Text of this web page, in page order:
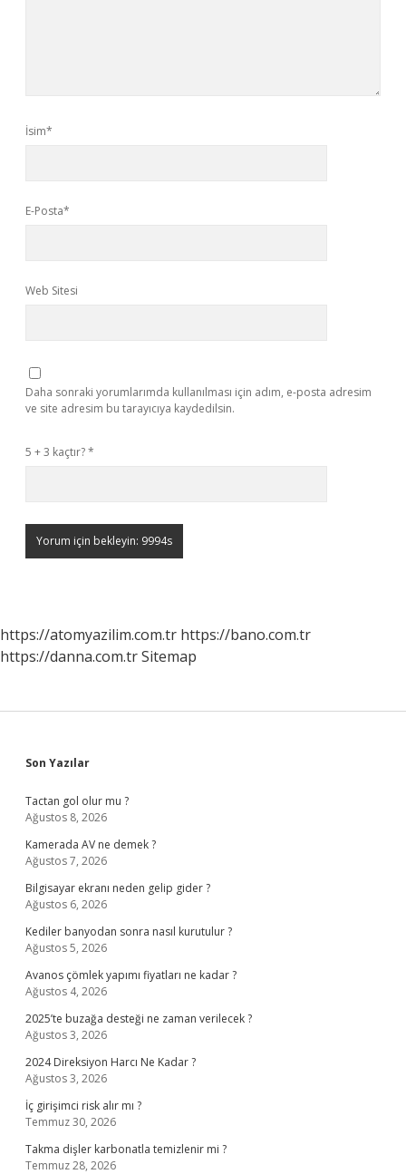
İsim*
E-Posta*
Web Sitesi
Daha sonraki yorumlarımda kullanılması için adım, e-posta adresim
ve site adresim bu tarayıcıya kaydedilsin.
5 + 3 kaçtır?*
https://atomyazilim.com.tr https://bano.com.tr
https://danna.com.trSitemap
Sidebar
Son Yazılar
Tactan gol olur mu ?
Ağustos 8, 2026
Kamerada AV ne demek ?
Ağustos 7, 2026
Bilgisayar ekranı neden gelip gider ?
Ağustos 6, 2026
Kediler banyodan sonra nasıl kurutulur ?
Ağustos 5, 2026
Avanos çömlek yapımı fiyatları ne kadar ?
Ağustos 4, 2026
2025’te buzağa desteği ne zaman verilecek ?
Ağustos 3, 2026
2024 Direksiyon Harcı Ne Kadar ?
Ağustos 3, 2026
İç girişimci risk alır mı ?
Temmuz 30, 2026
Takma dişler karbonatla temizlenir mi ?
Temmuz 28, 2026